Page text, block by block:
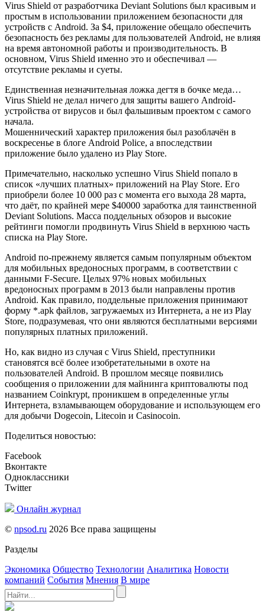
Virus Shield от разработчика Deviant Solutions был красивым и
простым в использовании приложением безопасности для
устройств с Android. За $4, приложение обещало обеспечить
безопасность без рекламы для пользователей Android, не влияя
на время автономной работы и производительность. В
основном, Virus Shield именно это и обеспечивал —
отсутствие рекламы и суеты.
Единственная незначительная ложка дегтя в бочке меда…
Virus Shield не делал ничего для защиты вашего Android-
устройства от вирусов и был фальшивым проектом с самого
начала.
Мошеннический характер приложения был разоблачён в
воскресенье в блоге Android Police, а впоследствии
приложение было удалено из Play Store.
Примечательно, насколько успешно Virus Shield попало в
список «лучших платных» приложений на Play Store. Его
приобрели более 10 000 раз с момента его выхода 28 марта,
что даёт, по крайней мере $40000 заработка для таинственной
Deviant Solutions. Масса поддельных обзоров и высокие
рейтинги помогли продвинуть Virus Shield в верхнюю часть
списка на Play Store.
Android по-прежнему является самым популярным объектом
для мобильных вредоносных программ, в соответствии с
данными F-Secure. Целых 97% новых мобильных
вредоносных программ в 2013 были направлены против
Android. Как правило, поддельные приложения принимают
форму *.apk файлов, загружаемых из Интернета, а не из Play
Store, подразумевая, что они являются бесплатными версиями
популярных платных приложений.
Но, как видно из случая с Virus Shield, преступники
становятся всё более изобретательными в охоте на
пользователей Android. В прошлом месяце появились
сообщения о приложении для майнинга криптовалюты под
названием Coinkrypt, проникшем в определенные углы
Интернета, взламывающем оборудование и использующем его
для добычи Dogecoin, Litecoin и Casinocoin.
Поделиться новостью:
Facebook
Вконтакте
Одноклассники
Twitter
Онлайн журнал
© npsod.ru 2026 Все права защищены
Разделы
Экономика Общество Технологии Аналитика Новости
компаний События Мнения В мире